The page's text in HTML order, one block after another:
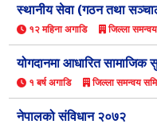
स्थानीय सेवा (गठन तथा
१२ महिना अगाडि जिल्ला समन्वय
योगदानमा आधारित सामाजिक
१ बर्ष अगाडि जिल्ला समन्वय
नेपालको संविधान २०७२